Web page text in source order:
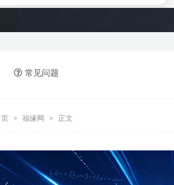
常见问题
页 福缘网 正文